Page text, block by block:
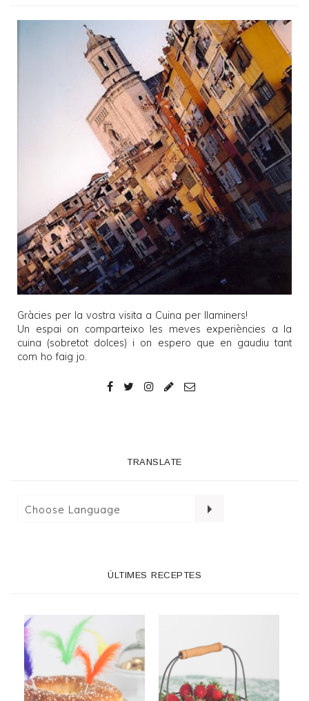
Gràcies per la vostra visita a Cuina per llaminers!
Un espai on comparteixo les meves experiències a la
cuina (sobretot dolces) i on espero que en gaudiu tant
com ho faig jo.
TRANSLATE
ÚLTIMES RECEPTES